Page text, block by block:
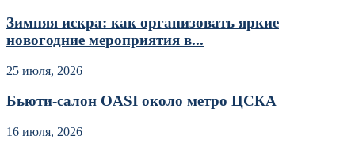
Зимняя искра: как организовать яркие
новогодние мероприятия в...
25 июля, 2026
Бьюти-салон OASI около метро ЦСКА
16 июля, 2026